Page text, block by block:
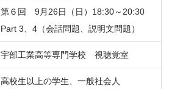
第６回 9月26日（日）18:30～20:30
Part 3、4（会話問題、説明文問題）
宇部工業高等専門学校 視聴覚室
高校生以上の学生、一般社会人